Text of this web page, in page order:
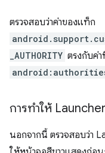
ตรวจสอบว่าค่าของแท็ก
_AUTHORITY ตรงกับค่
การทําให้ Launcher
นอกจากนี้ ตรวจสอบว่า